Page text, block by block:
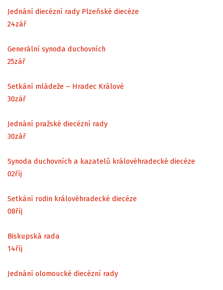
Jednání diecézní rady Plzeňské diecéze
24zář
Generální synoda duchovních
25zář
Setkání mládeže – Hradec Králové
30zář
Jednání pražské diecézní rady
30zář
Synoda duchovních a kazatelů královéhradecké diecéze
02říj
Setkání rodin královéhradecké diecéze
08říj
Biskupská rada
14říj
Jednání olomoucké diecézní rady